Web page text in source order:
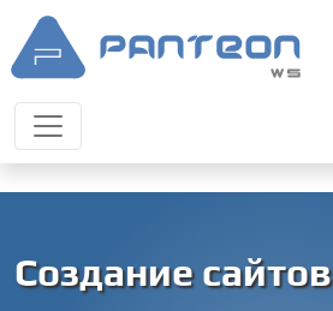
Создание сайтов